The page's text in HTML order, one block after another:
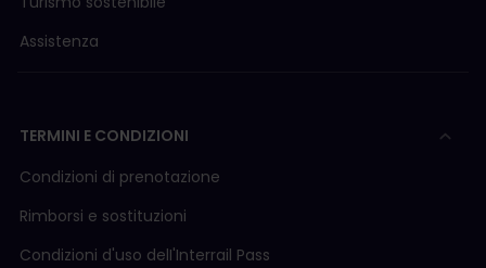
Assistenza
TERMINI E CONDIZIONI
Condizioni di prenotazione
Rimborsi e sostituzioni
Condizioni d'uso delI'Interrail Pass